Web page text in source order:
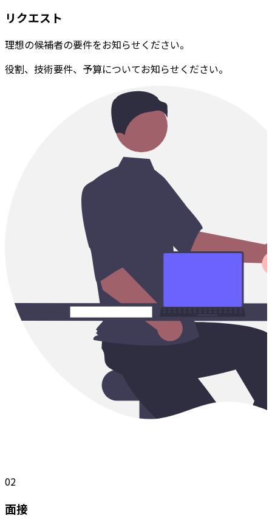
リクエスト
理想の候補者の要件をお知らせください。
役割、技術要件、予算についてお知らせください。
02
面接